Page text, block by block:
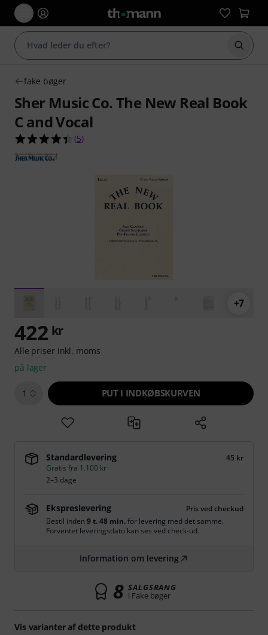
Start
fake bøger
Sher Music Co. The New Real Book
C and Vocal
4.4 ud af 5 stjerner fra 5 kundebedømmelser
(5)
+7
Vis varianter af dette produkt
422 kr
Alle priser inkl. moms
på lager
1 PUT I INDKØBSKURVEN
Standardlevering
45 kr
Gratis fra 1.100 kr
2–3 dage
Ekspreslevering
Pris ved checkud
Bestil inden9 t. 48 min.for levering med det samme.
Forventet leveringsdato kan ses ved check-ud.
Information om levering
8 SALGSRANG
i Fake bøger